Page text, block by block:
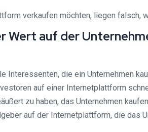
verkaufen möchten, liegen falsch,
Wert auf der
die ein Unternehmen
auf einer Internetplattform
zu haben, das Unternehmen
auf der Internetplattform, die das